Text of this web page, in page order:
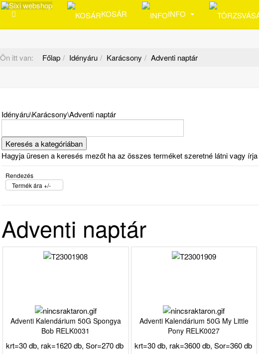
KOSÁR INFO
Ön itt van: Főlap Idényáru Karácsony Adventi naptár
Idényáru\Karácsony\Adventi naptár
Hagyja üresen a keresés mezőt ha az összes terméket szeretné látni vagy
Rendezés
Termék ára +/-
Adventi naptár
Adventi Kalendárium 50G Spongya
Bob RELK0031
krt=30 db, rak=1620 db, Sor=270 db
Adventi Kalendárium 50G My Little
Pony RELK0027
krt=30 db, rak=3600 db, Sor=360 db